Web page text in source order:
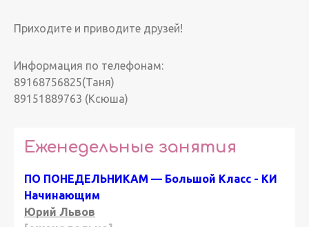
Приходите и приводите друзей!
Информация по телефонам:
89168756825(Таня)
89151889763 (Ксюша)
Еженедельные занятия
ПО ПОНЕДЕЛЬНИКАМ — Большой Класс - КИ
Начинающим
Юрий Львов